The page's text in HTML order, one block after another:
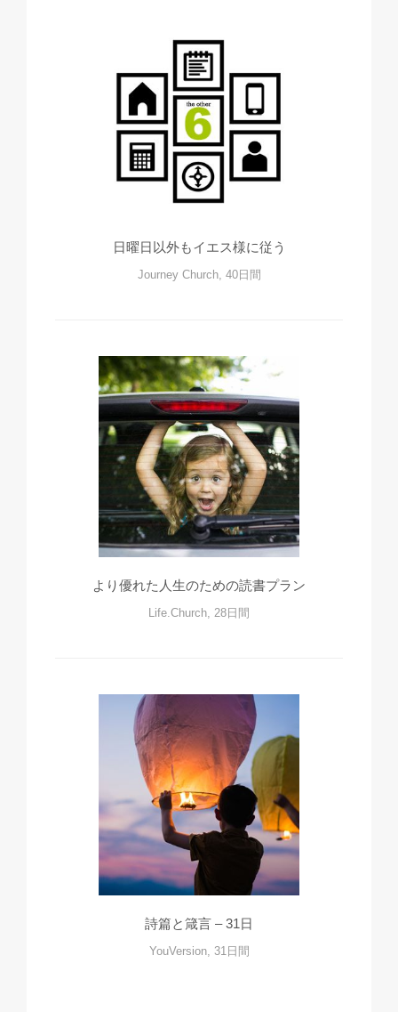
日曜日以外もイエス様に従う
Journey Church, 40日間
より優れた人生のための読書プラン
Life.Church, 28日間
詩篇と箴言 – 31日
YouVersion, 31日間